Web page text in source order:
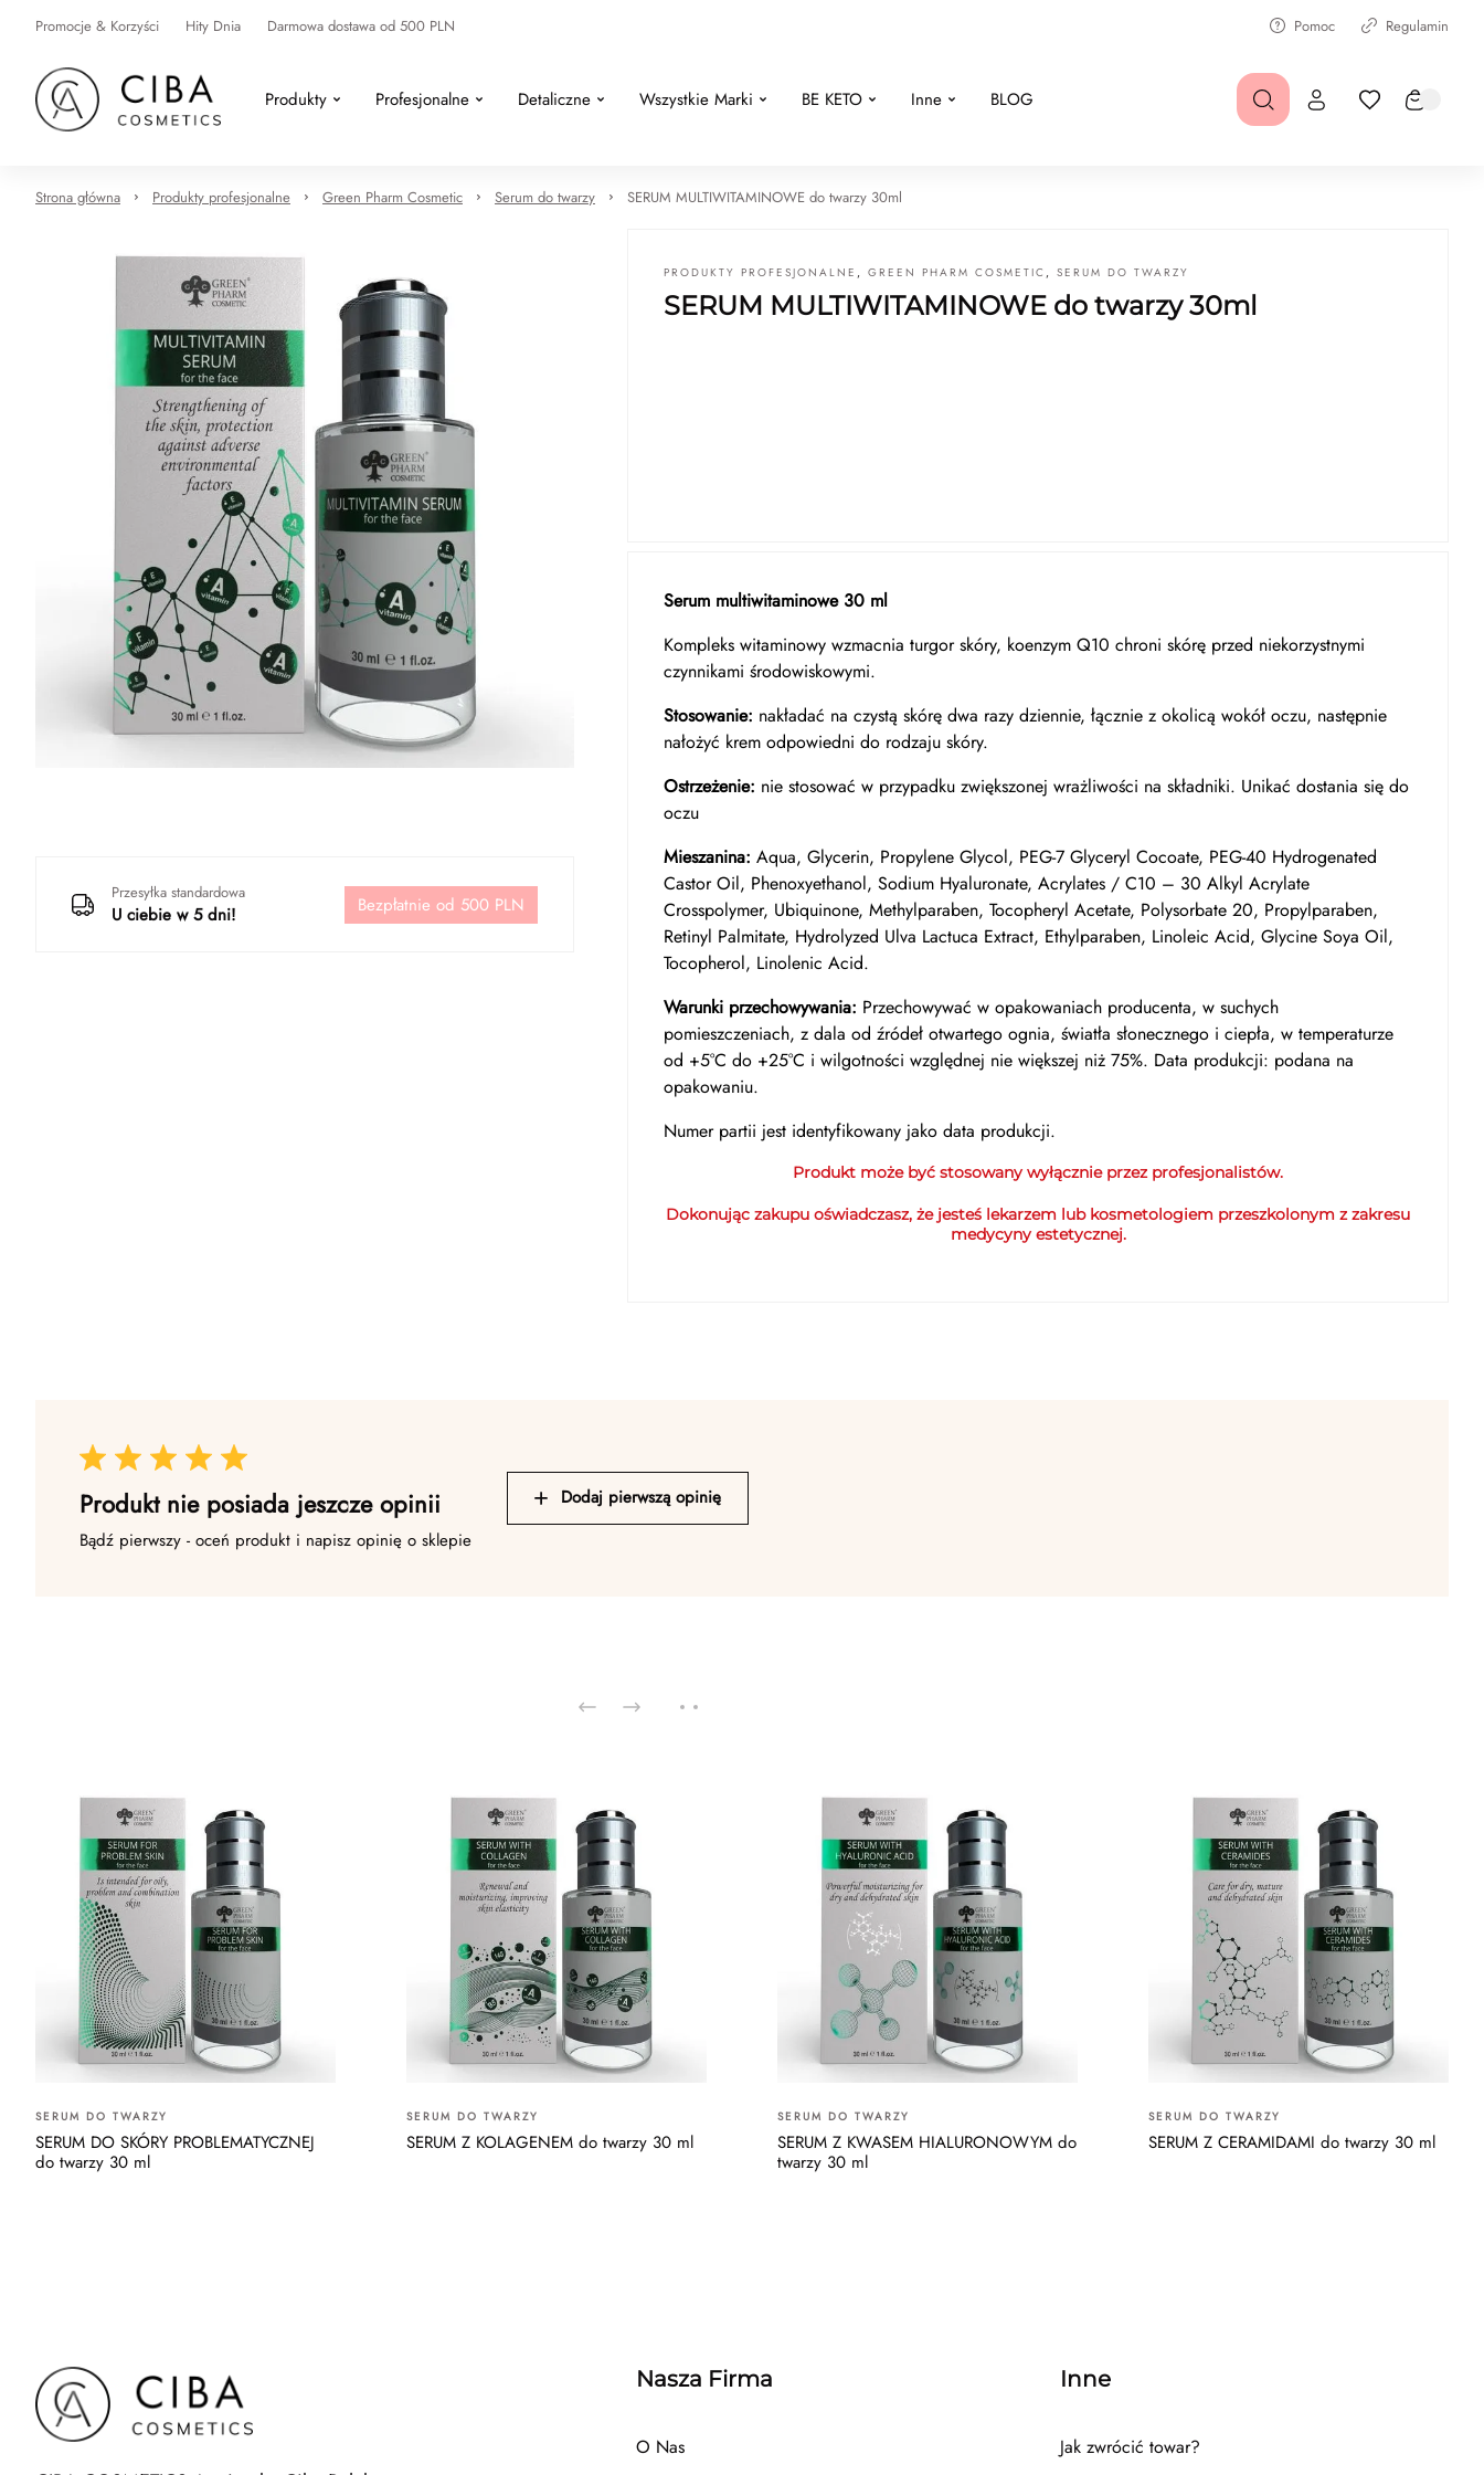
Promocje & Korzyści Hity Dnia Darmowa dostawa od 500 PLN Pomoc Regulamin
Produkty Profesjonalne Detaliczne Wszystkie Marki BE KETO Inne BLOG
Strona główna Produkty profesjonalne Green Pharm Cosmetic Serum do twarzy SERUM MULTIWITAMINOWE do twarzy 30ml
Przesyłka standardowa
U ciebie w 5 dni! Bezpłatnie od 500 PLN
PRODUKTY PROFESJONALNE , GREEN PHARM COSMETIC , SERUM DO TWARZY
SERUM MULTIWITAMINOWE do twarzy 30ml
Serum multiwitaminowe 30 ml
Kompleks witaminowy wzmacnia turgor skóry, koenzym Q10 chroni skórę przed niekorzystnymi
czynnikami środowiskowymi.
Stosowanie: nakładać na czystą skórę dwa razy dziennie, łącznie z okolicą wokół oczu, następnie
nałożyć krem odpowiedni do rodzaju skóry.
Ostrzeżenie: nie stosować w przypadku zwiększonej wrażliwości na składniki. Unikać dostania się do
oczu
Mieszanina: Aqua, Glycerin, Propylene Glycol, PEG-7 Glyceryl Cocoate, PEG-40 Hydrogenated
Castor Oil, Phenoxyethanol, Sodium Hyaluronate, Acrylates / C10 – 30 Alkyl Acrylate
Crosspolymer, Ubiquinone, Methylparaben, Tocopheryl Acetate, Polysorbate 20, Propylparaben,
Retinyl Palmitate, Hydrolyzed Ulva Lactuca Extract, Ethylparaben, Linoleic Acid, Glycine Soya Oil,
Tocopherol, Linolenic Acid.
Warunki przechowywania: Przechowywać w opakowaniach producenta, w suchych
pomieszczeniach, z dala od źródeł otwartego ognia, światła słonecznego i ciepła, w temperaturze
od +5°C do +25°C i wilgotności względnej nie większej niż 75%. Data produkcji: podana na
opakowaniu.
Numer partii jest identyfikowany jako data produkcji.
Produkt może być stosowanywyłącznieprzez profesjonalistów.
Dokonując zakupu oświadczasz, że jesteś lekarzem lub kosmetologiem przeszkolonym z zakresu
medycyny estetycznej.
Produkt nie posiada jeszcze opinii
Bądź pierwszy - oceń produkt i napisz opinię o sklepie
Dodaj pierwszą opinię
SERUM DO TWARZY
SERUM DO SKÓRY PROBLEMATYCZNEJ
do twarzy 30 ml
SERUM DO TWARZY
SERUM Z KOLAGENEM do twarzy 30 ml
SERUM DO TWARZY
SERUM Z KWASEM HIALURONOWYM do
twarzy 30 ml
SERUM DO TWARZY
SERUM Z CERAMIDAMI do twarzy 30 ml
Nasza Firma
O Nas
Inne
Jak zwrócić towar?